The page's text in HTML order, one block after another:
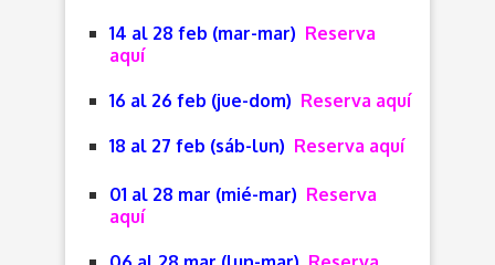
14 al 28 feb (mar-mar) Reserva
aquí
16 al 26 feb (jue-dom) Reserva aquí
18 al 27 feb (sáb-lun) Reserva aquí
01 al 28 mar (mié-mar) Reserva
aquí